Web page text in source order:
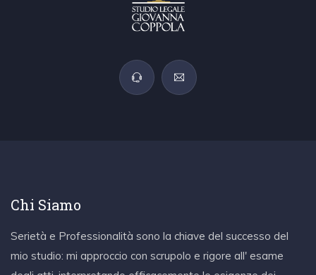
Chi Siamo
Serietà e Professionalità sono la chiave del successo del
mio studio: mi approccio con scrupolo e rigore all' esame